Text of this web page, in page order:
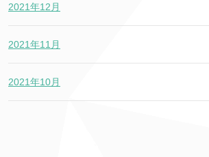
2021年12月
2021年11月
2021年10月